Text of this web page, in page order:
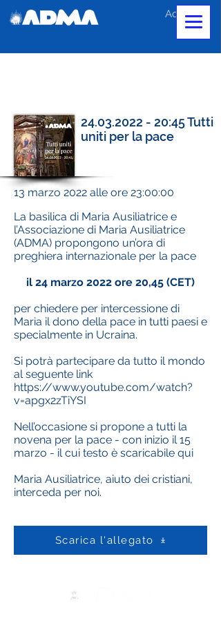
Accedi
24.03.2022 - 20:45 Tutti
uniti per la pace
13 marzo 2022 alle ore 23:00:00
La basilica di Maria Ausiliatrice e
l’Associazione di Maria Ausiliatrice
(ADMA) propongono un’ora di
preghiera internazionale per la pace
il 24 marzo 2022 ore 20,45 (CET)
per chiedere per intercessione di
Maria il dono della pace in tutti paesi e
specialmente in Ucraina.
Si potrà partecipare da tutto il mondo
al seguente link
https://www.youtube.com/watch?
v=apgx2zTiYSI
Nell’occasione si propone a tutti la
novena per la pace - con inizio il 15
marzo - il cui testo è scaricabile qui
Maria Ausiliatrice, aiuto dei cristiani,
interceda per noi.
Scarica l'allegato